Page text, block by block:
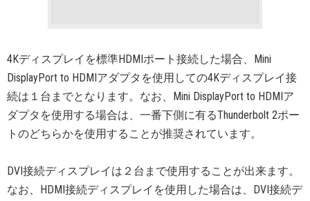
4Kディスプレイを標準HDMIポート接続した場合、Mini
DisplayPort to HDMIアダプタを使用しての4Kディスプレイ接
続は１台までとなります。なお、Mini DisplayPort to HDMIア
ダプタを使用する場合は、一番下側に有るThunderbolt 2ポー
トのどちらかを使用することが推奨されています。
DVI接続ディスプレイは２台まで使用することが出来ます。
なお、HDMI接続ディスプレイを使用した場合は、DVI接続デ